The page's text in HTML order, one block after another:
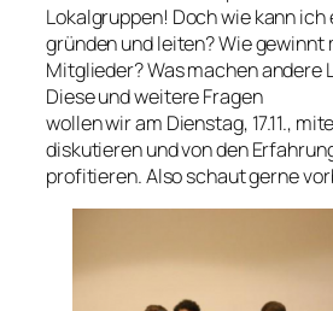
Lokalgruppen! Doch wie kann
gründen und leiten? Wie gewinnt
Mitglieder? Was machen andere
Diese und weitere Fragen
wollen wir am Dienstag, 17.11.,
diskutieren und von den
profitieren. Also schaut gerne